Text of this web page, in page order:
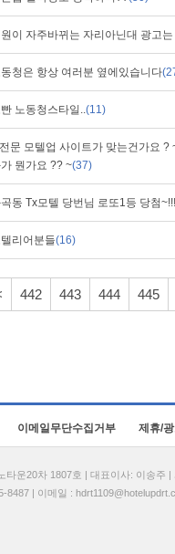
이 자주바뀌는 자리아닌대 광고
청은 항상 여러분 옆에있습니다
노동청스타일..(11)
문 모텔업 사이트가 맞는건가요 ?
뭔가요 ?? ~(37)
동 Tx모텔 당번님 로또1등 당첨
리어분들(16)
442 443 444 445
이메일무단수집거부 제휴/
운20차 1807호 | 대표이사: 이송주
8487 | 이메일 :